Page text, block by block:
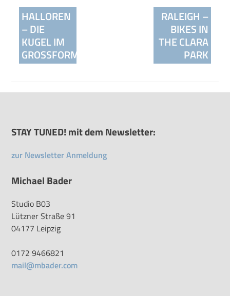
HALLOREN
– DIE
KUGEL IM
GROSSFORMAT
RALEIGH –
BIKES IN
THE CLARA
PARK
STAY TUNED! mit dem Newsletter:
zur Newsletter Anmeldung
Michael Bader
Studio B03
Lützner Straße 91
04177 Leipzig
0172 9466821
mail@mbader.com